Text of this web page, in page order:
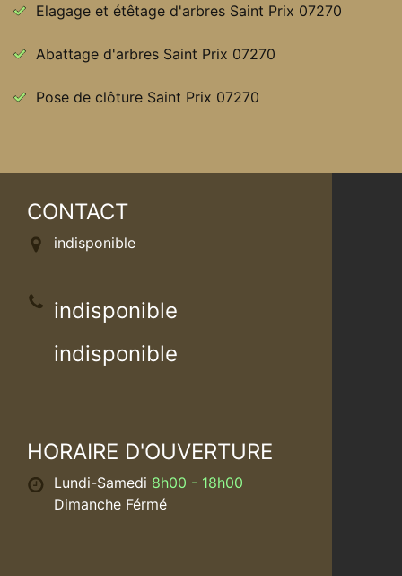
Elagage et étêtage d'arbres Saint Prix 07270
Abattage d'arbres Saint Prix 07270
Pose de clôture Saint Prix 07270
CONTACT
indisponible
indisponible
indisponible
HORAIRE D'OUVERTURE
Lundi-Samedi 8h00 - 18h00
Dimanche Férmé